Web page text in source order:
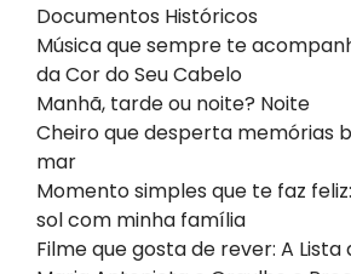
Documentos Históricos
Música que sempre te
da Cor do Seu Cabelo
Manhã, tarde ou noite? Noite
Cheiro que desperta memórias
mar
Momento simples que te faz
sol com minha família
Filme que gosta de rever: A Lista